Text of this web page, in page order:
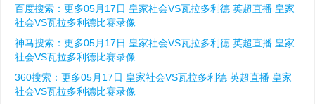
百度搜索：更多05月17日 皇家社会VS瓦拉多利德 英超直播 皇家
社会VS瓦拉多利德比赛录像
神马搜索：更多05月17日 皇家社会VS瓦拉多利德 英超直播 皇家
社会VS瓦拉多利德比赛录像
360搜索：更多05月17日 皇家社会VS瓦拉多利德 英超直播 皇家
社会VS瓦拉多利德比赛录像